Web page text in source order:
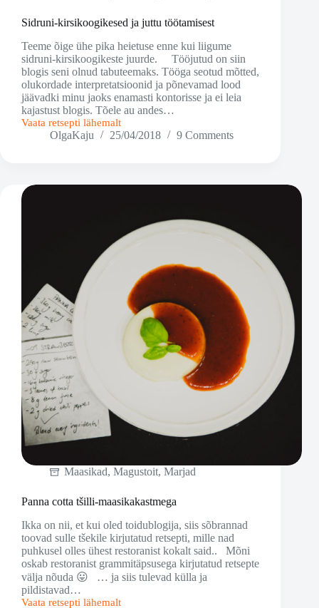
Sidruni-kirsikoogikesed ja juttu töötamisest
Teeme õige ühe pika heietuse enne kui liigume
sidruni-kirsikoogikeste juurde. Tööjutud on siin
blogis seni olnud tabuteemaks. Tööga seotud mõtted,
olukordade interpretatsioonid ja põnevamad lood
jäävadki minu jaoks enamasti kontorisse ja ei leia
kajastust blogis. Tõele au andes…
Vaata retsepti lähemalt
Sidruni-
kirsikoogikesed
OlgaKaju 25/04/2018 9 Comments
Maasikad, Magustoit, Marjad
Panna cotta tšilli-maasikakastmega
Ikka on nii, et kui oled toidublogija, siis sõbrannad
toovad sulle tšekile kirjutatud retsepti, mille nad
puhkusel olles ühest restoranist kokalt said.. Mõni
oskab restoranist grammitäpsusega kirjutatud retsepte
välja nõuda 😛 … ja siis tulevad külla ja
pildistavad…
Vaata retsepti lähemalt